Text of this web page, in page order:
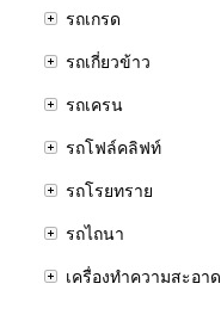
รถเกรด
รถเกี่ยวข้าว
รถเครน
รถโฟล์คลิฟท์
รถโรยทราย
รถไถนา
เครื่องทำความสะอาด